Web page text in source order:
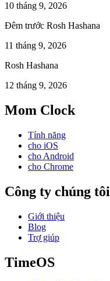
10 tháng 9, 2026
Đêm trước Rosh Hashana
11 tháng 9, 2026
Rosh Hashana
12 tháng 9, 2026
Mom Clock
Tính năng
cho iOS
cho Android
cho Chrome
Công ty chúng tôi
Giới thiệu
Blog
Trợ giúp
TimeOS